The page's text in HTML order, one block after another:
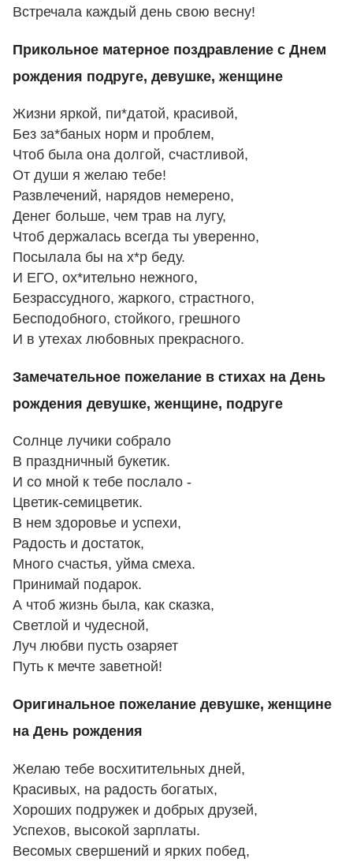
Встречала каждый день свою весну!
Прикольное матерное поздравление с Днем
рождения подруге, девушке, женщине
Жизни яркой, пи*датой, красивой,
Без за*баных норм и проблем,
Чтоб была она долгой, счастливой,
От души я желаю тебе!
Развлечений, нарядов немерено,
Денег больше, чем трав на лугу,
Чтоб держалась всегда ты уверенно,
Посылала бы на х*р беду.
И ЕГО, ох*ительно нежного,
Безрассудного, жаркого, страстного,
Бесподобного, стойкого, грешного
И в утехах любовных прекрасного.
Замечательное пожелание в стихах на День
рождения девушке, женщине, подруге
Солнце лучики собрало
В праздничный букетик.
И со мной к тебе послало -
Цветик-семицветик.
В нем здоровье и успехи,
Радость и достаток,
Много счастья, уйма смеха.
Принимай подарок.
А чтоб жизнь была, как сказка,
Светлой и чудесной,
Луч любви пусть озаряет
Путь к мечте заветной!
Оригинальное пожелание девушке, женщине
на День рождения
Желаю тебе восхитительных дней,
Красивых, на радость богатых,
Хороших подружек и добрых друзей,
Успехов, высокой зарплаты.
Весомых свершений и ярких побед,